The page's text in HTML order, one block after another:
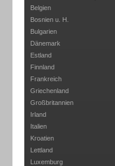
Belgien
Bosnien u. H.
Bulgarien
Dänemark
Estland
Finnland
Frankreich
Griechenland
Großbritannien
Irland
Italien
Kroatien
Lettland
Luxemburg